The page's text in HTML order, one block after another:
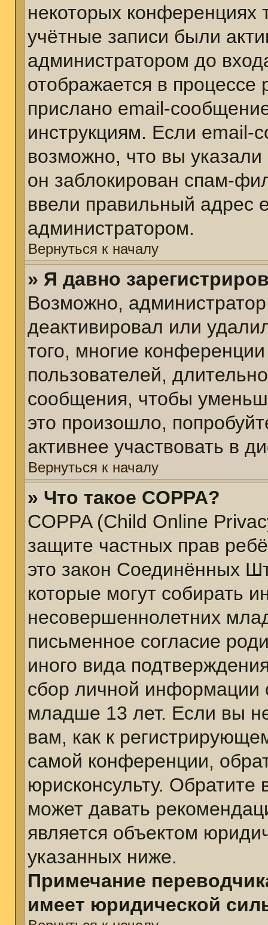
некоторых конференциях
учётные записи были
администратором до
отображается в
прислано email-
инструкциям. Если email-
возможно, что вы
он заблокирован спам-
ввели правильный адрес
администратором.
Вернуться к началу
» Я давно
Возможно,
деактивировал или
того, многие
пользователей,
сообщения, чтобы
это произошло,
активнее участвовать в
Вернуться к началу
» Что такое COPPA?
COPPA (Child Online
защите частных прав
это закон Соединённых
которые могут собирать
несовершеннолетних
письменное согласие
иного вида
сбор личной информации
младше 13 лет. Если вы
вам, как к
самой конференции,
юрисконсульту.
может давать
является объектом
указанных ниже.
Примечание
имеет юридической